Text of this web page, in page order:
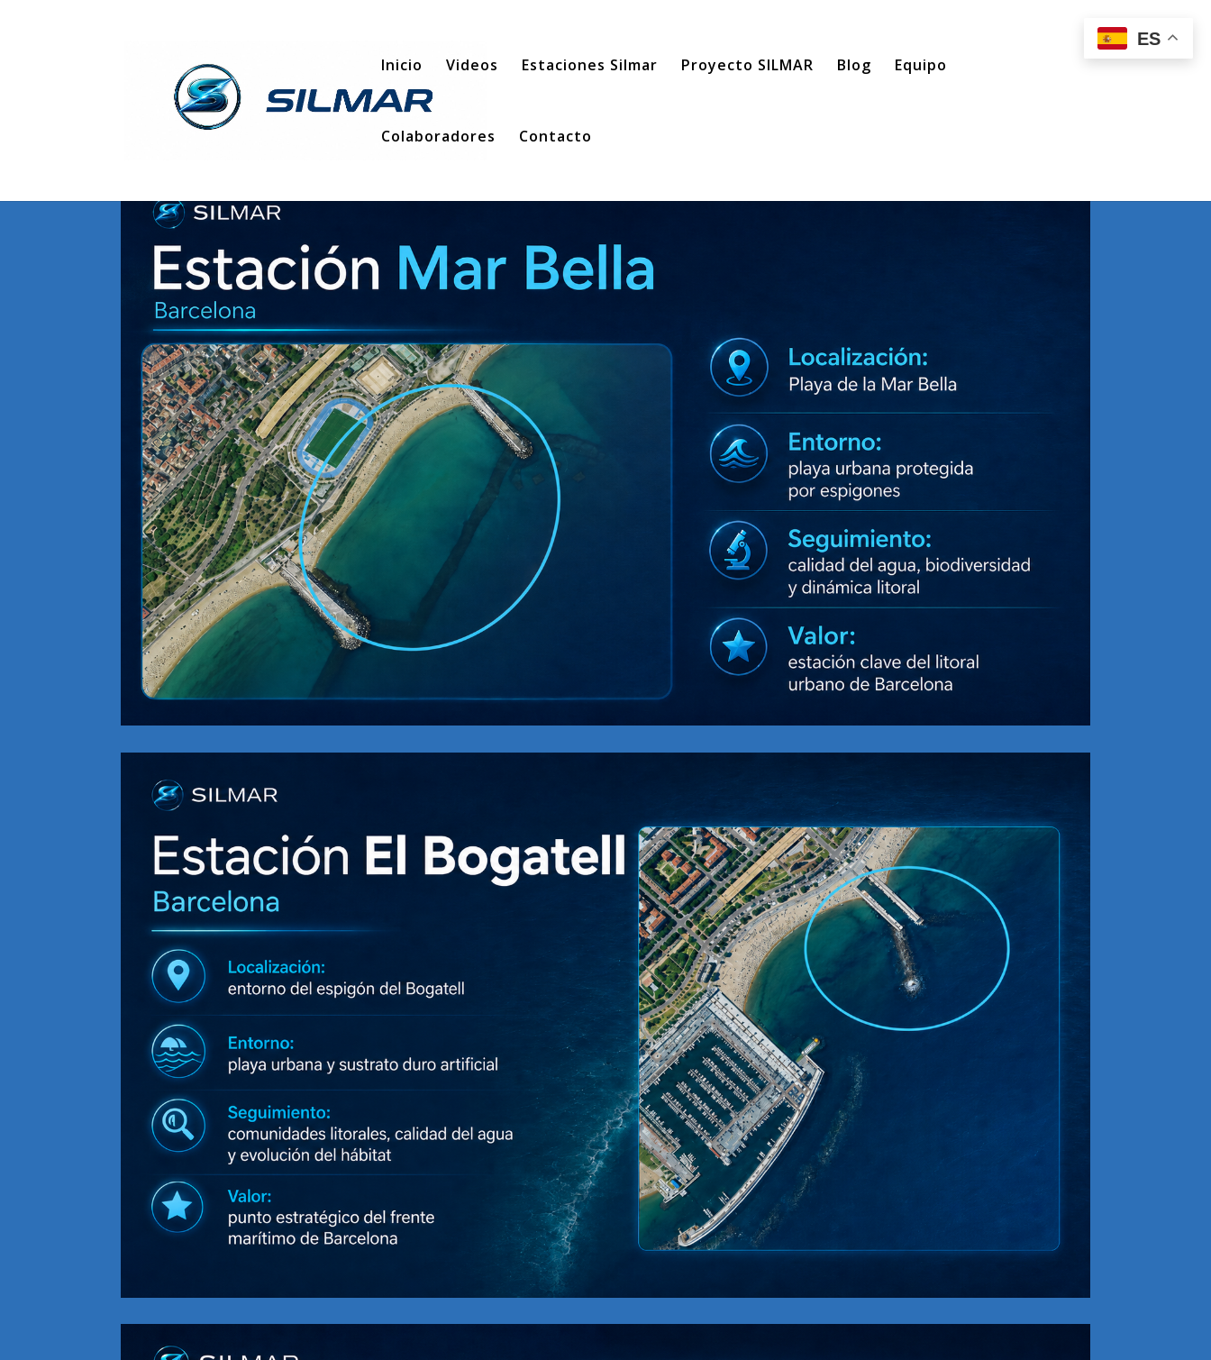
Inicio Videos Estaciones Silmar Proyecto SILMAR Blog Equipo
Colaboradores Contacto
ES